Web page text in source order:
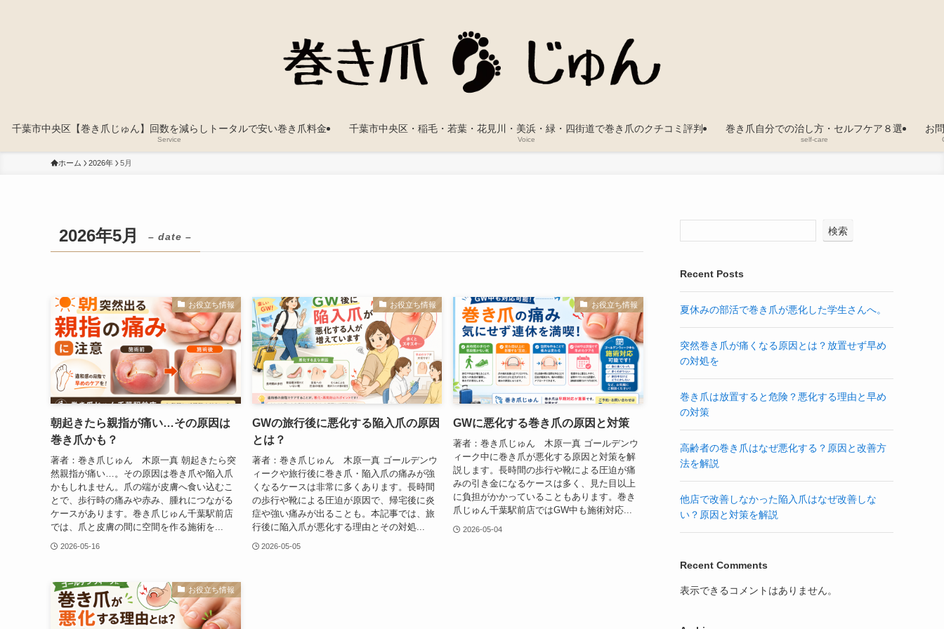
千葉市中央区【巻き爪じゅん】回数を減らしトータルで安い巻き爪料金
Service
千葉市中央区・稲毛・若葉・花見川・美浜・緑・四街道で巻き爪のクチコミ評判
Voice
巻き爪自分での治し方・セルフケア８選
self-care
お
ホーム 2026年 5月
2026年5月 – date –
お役立ち情報
朝起きたら親指が痛い…その原因は
巻き爪かも？
著者：巻き爪じゅん 木原一真 朝起きたら突
然親指が痛い…。その原因は巻き爪や陥入爪
かもしれません。爪の端が皮膚へ食い込むこ
とで、歩行時の痛みや赤み、腫れにつながる
ケースがあります。巻き爪じゅん千葉駅前店
では、爪と皮膚の間に空間を作る施術を...
2026-05-16
お役立ち情報
GWの旅行後に悪化する陥入爪の原因
とは？
著者：巻き爪じゅん 木原一真 ゴールデンウ
ィークや旅行後に巻き爪・陥入爪の痛みが強
くなるケースは非常に多くあります。長時間
の歩行や靴による圧迫が原因で、帰宅後に炎
症や強い痛みが出ることも。本記事では、旅
行後に陥入爪が悪化する理由とその対処...
2026-05-05
お役立ち情報
GWに悪化する巻き爪の原因と対策
著者：巻き爪じゅん 木原一真 ゴールデンウ
ィーク中に巻き爪が悪化する原因と対策を解
説します。長時間の歩行や靴による圧迫が痛
みの引き金になるケースは多く、見た目以上
に負担がかかっていることもあります。巻き
爪じゅん千葉駅前店ではGW中も施術対応...
2026-05-04
お役立ち情報
検索
Recent Posts
夏休みの部活で巻き爪が悪化した学生さんへ。
突然巻き爪が痛くなる原因とは？放置せず早め
の対処を
巻き爪は放置すると危険？悪化する理由と早め
の対策
高齢者の巻き爪はなぜ悪化する？原因と改善方
法を解説
他店で改善しなかった陥入爪はなぜ改善しな
い？原因と対策を解説
Recent Comments
表示できるコメントはありません。